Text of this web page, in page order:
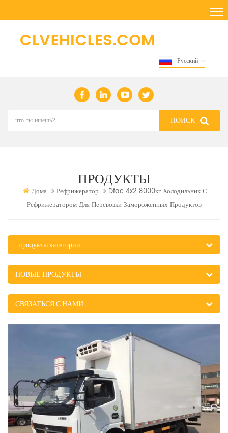
Русский
ПРОДУКТЫ
Дома Рефрижератор
Dfac 4x2 8000кг Холодильник С
Рефрижератором Для Перевозки Замороженных Продуктов
продукты категории
НОВЫЕ ПРОДУКТЫ
СВЯЗАТЬСЯ С НАМИ